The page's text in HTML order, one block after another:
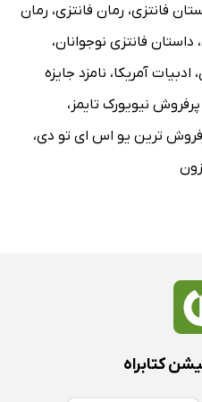
فانتزی، رمان فانتزی، رمان
، داستان فانتزی نوجوانان،
، ادبیات آمریکا، نامزد جایزه
نیویورک تایمز ،
ترین یو اس ای تو دی،
کتابراه